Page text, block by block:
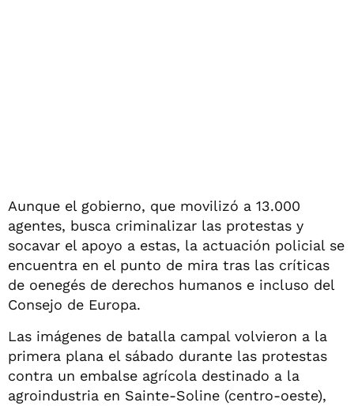
Aunque el gobierno, que movilizó a 13.000
agentes, busca criminalizar las protestas y
socavar el apoyo a estas, la actuación policial se
encuentra en el punto de mira tras las críticas
de oenegés de derechos humanos e incluso del
Consejo de Europa.
Las imágenes de batalla campal volvieron a la
primera plana el sábado durante las protestas
contra un embalse agrícola destinado a la
agroindustria en Sainte-Soline (centro-oeste),